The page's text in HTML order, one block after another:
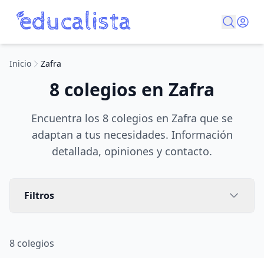
Inicio Zafra
8 colegios en Zafra
Encuentra los 8 colegios en Zafra que se
adaptan a tus necesidades. Información
detallada, opiniones y contacto.
Filtros
8 colegios